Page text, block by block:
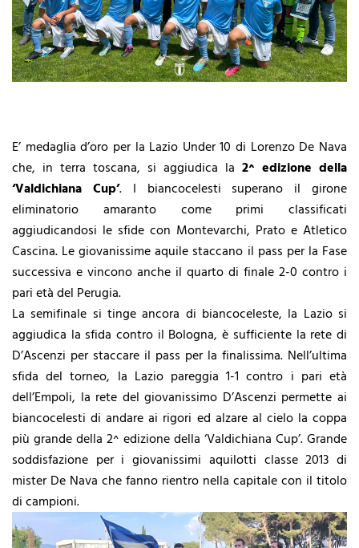
E’ medaglia d’oro per la Lazio Under 10 di Lorenzo De Nava
che, in terra toscana, si aggiudica la 2^ edizione della
‘Valdichiana Cup’. I biancocelesti superano il girone
eliminatorio amaranto come primi classificati
aggiudicandosi le sfide con Montevarchi, Prato e Atletico
Cascina. Le giovanissime aquile staccano il pass per la Fase
successiva e vincono anche il quarto di finale 2-0 contro i
pari età del Perugia.
La semifinale si tinge ancora di biancoceleste, la Lazio si
aggiudica la sfida contro il Bologna, è sufficiente la rete di
D’Ascenzi per staccare il pass per la finalissima. Nell’ultima
sfida del torneo, la Lazio pareggia 1-1 contro i pari età
dell’Empoli, la rete del giovanissimo D’Ascenzi permette ai
biancocelesti di andare ai rigori ed alzare al cielo la coppa
più grande della 2^ edizione della ‘Valdichiana Cup’. Grande
soddisfazione per i giovanissimi aquilotti classe 2013 di
mister De Nava che fanno rientro nella capitale con il titolo
di campioni.